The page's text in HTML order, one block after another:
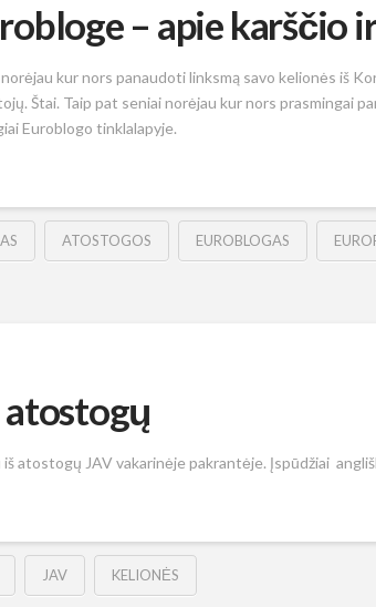
– apie karščio
kur nors panaudoti linksmą savo kelionės iš
Štai. Taip pat seniai norėjau kur nors prasmingai
Euroblogo tinklalapyje.
ATOSTOGOS EUROBLOGAS
atostogų
iš atostogų JAV vakarinėje pakrantėje. Įspūdžiai
JAV KELIONĖS